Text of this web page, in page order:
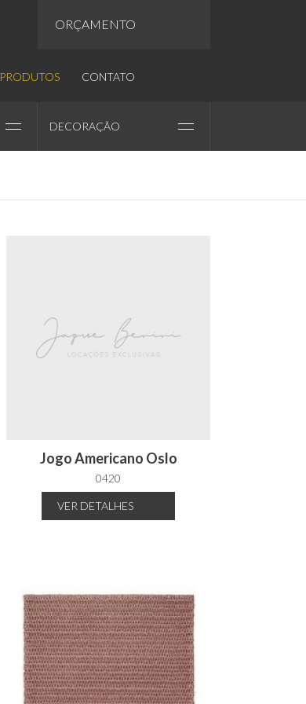
ORÇAMENTO
PRODUTOS CONTATO
DECORAÇÃO
Jogo Americano Oslo
0420
VER DETALHES